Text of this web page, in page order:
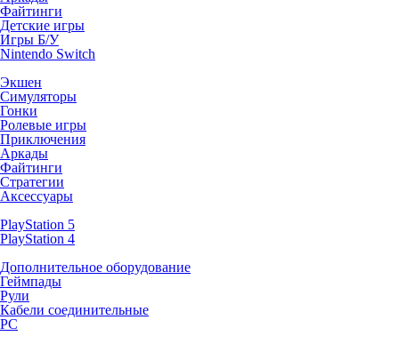
Файтинги
Детские игры
Игры Б/У
Nintendo Switch
Экшен
Симуляторы
Гонки
Ролевые игры
Приключения
Аркады
Файтинги
Стратегии
Аксессуары
PlayStation 5
PlayStation 4
Дополнительное оборудование
Геймпады
Рули
Кабели соединительные
PC